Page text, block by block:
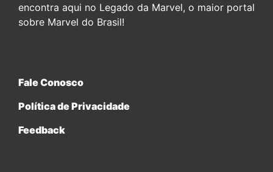
encontra aqui no Legado da Marvel, o maior portal
sobre Marvel do Brasil!
Fale Conosco
Política de Privacidade
Feedback